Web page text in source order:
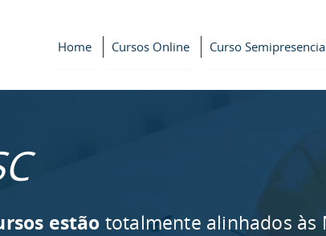
Home Cursos Online Curso
estão totalmente alinhados às